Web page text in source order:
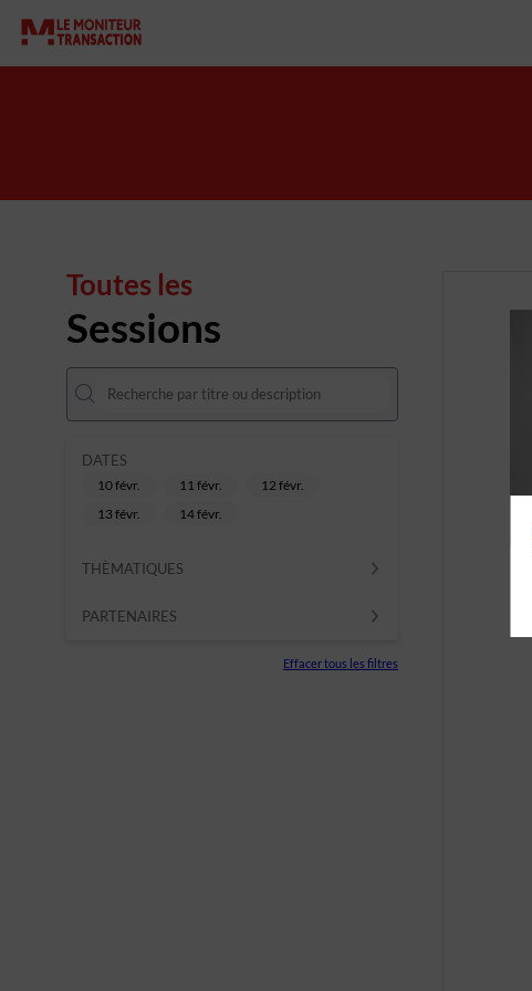
Toutes les
Sessions
DATES
10 févr.
11 févr.
12 févr.
13 févr.
14 févr.
THÈMATIQUES
PARTENAIRES
Effacer tous les filtres